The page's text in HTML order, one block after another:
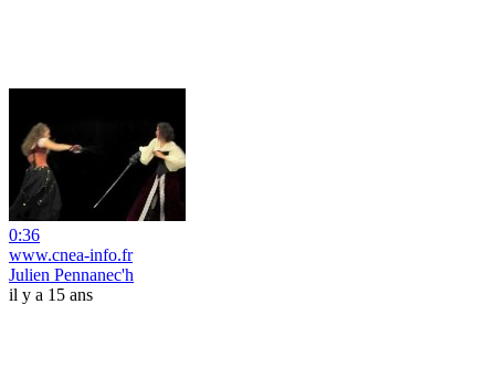
0:36
www.cnea-info.fr
Julien Pennanec'h
il y a 15 ans